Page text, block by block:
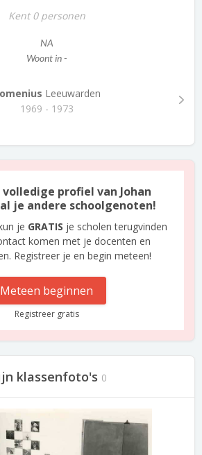
Kent 0 personen
NA
Woont in -
Leeuwarden
1969 - 1973
profiel van Johan
je andere schoolgenoten!
je GRATIS je scholen terugvinden
komen met je docenten en
Registreer je en begin meteen!
Meteen beginnen
Registreer gratis
klassenfoto's 0